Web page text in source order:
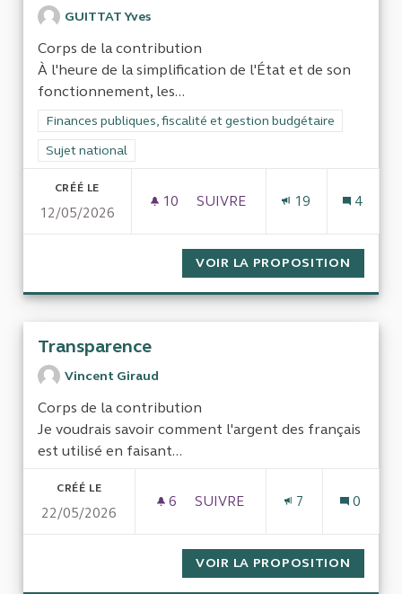
GUITTAT Yves
Corps de la contribution
À l'heure de la simplification de l'État et de son
fonctionnement, les...
Filtrer les résultats de la catégorie : Finances publiques,
Finances publiques, fiscalité et gestion budgétaire
Filtrer les résultats pour le secteur : Sujet national
Sujet national
CRÉÉ LE
12/05/2026
10 10 ABONNÉS
SUIVRE
19 4
VOIR LA PROPOSITION
Transparence
Vincent Giraud
Corps de la contribution
Je voudrais savoir comment l'argent des français
est utilisé en faisant...
CRÉÉ LE
22/05/2026
6 6 ABONNÉS
SUIVRE
7 0
VOIR LA PROPOSITION